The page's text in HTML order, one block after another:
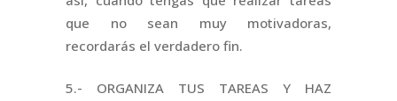
que no sean muy motivadoras,
recordarás el verdadero fin.
5.- ORGANIZA TUS TAREAS Y HAZ